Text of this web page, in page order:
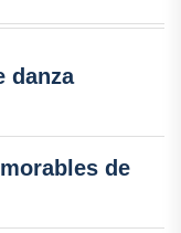
danza
de